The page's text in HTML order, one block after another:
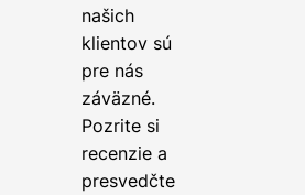
našich
klientov sú
pre nás
záväzné.
Pozrite si
recenzie a
presvedčte